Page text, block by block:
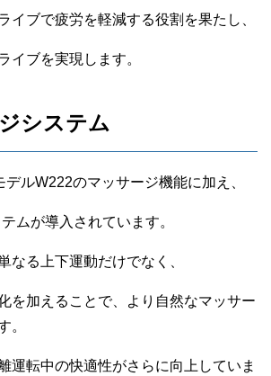
イブで疲労を軽減する役割を果たし、
イブを実現します。
システム
ルW222のマッサージ機能に加え、
ムが導入されています。
なる上下運動だけでなく、
を加えることで、より自然なマッサー
。
運転中の快適性がさらに向上していま